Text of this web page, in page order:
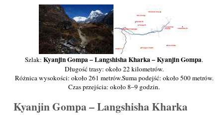
Szlak: Kyanjin Gompa – Langshisha Kharka – Kyanjin Gompa.
Długość trasy: około 22 kilometrów.
Różnica wysokości: około 261 metrów.Suma podejść: około 500 metrów.
Czas przejścia: około 8–9 godzin.
Kyanjin Gompa – Langshisha Kharka